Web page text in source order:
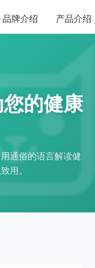
品牌介绍 产品介绍
的健康
通俗的语言解读健
用。